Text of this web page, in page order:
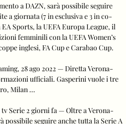
a DAZN, sarà possibile seguire
a giornata (7 in esclusiva e 3 in co-
Sports, la UEFA Europa League, il
femminili con la UEFA Women’s
inglesi, FA Cup e Carabao Cup.
28 ago 2022 — Diretta Verona-
ufficiali. Gasperini vuole i tre
Milan ...
Serie 2 giorni fa — Oltre a Verona-
possibile seguire anche tutta la Serie A